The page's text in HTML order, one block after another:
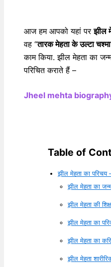
आज हम आपको यहां परझील
वह “तारक मेहता के उल्टा चश्मा
काम किया. झील मेहता का
परिचित कराते हैं –
Jheel mehta
Table of
झील मेहता का
झील मेहता का
झील मेहता की
झील मेहता का
झील मेहता का
झील मेहता